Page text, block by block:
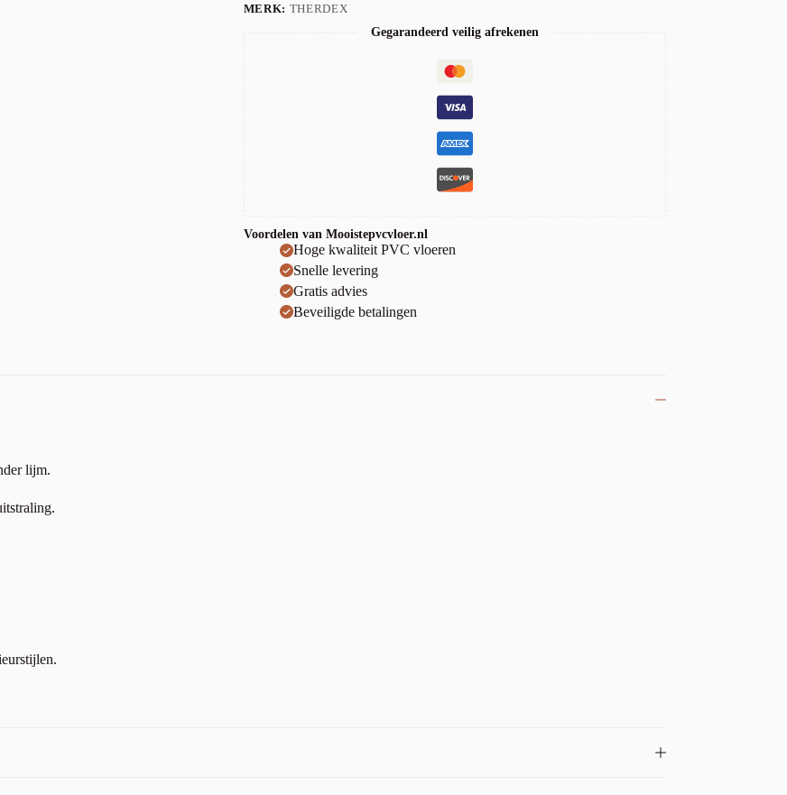
MERK: THERDEX
Gegarandeerd veilig afrekenen
Voordelen van Mooistepvcvloer.nl
Hoge kwaliteit PVC vloeren
Snelle levering
Gratis advies
Beveiligde betalingen
lijm.